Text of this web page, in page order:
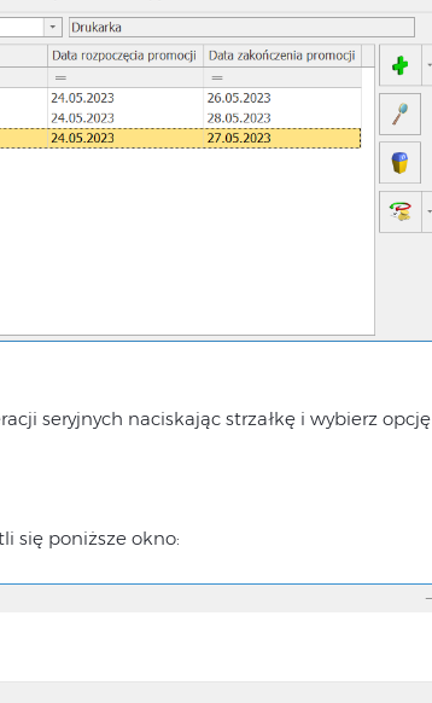
seryjnych naciskając strzałkę i wybierz opcję
się poniższe okno: